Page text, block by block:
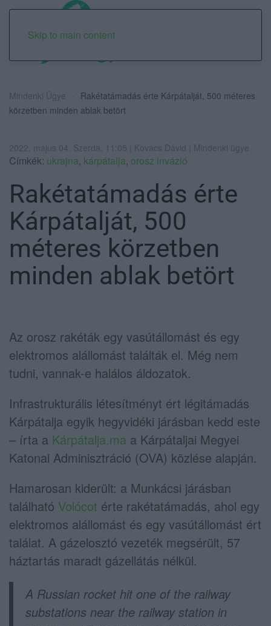
Skip to main content
Mindenki Ügye
Rakétatámadás érte Kárpátalját, 500 méteres
körzetben minden ablak betört
2022. május 04. Szerda, 11:05 | Kovács Dávid | Mindenki ügye
Címkék: ukrajna, kárpátalja, orosz invázió
Rakétatámadás érte
Kárpátalját, 500
méteres körzetben
minden ablak betört
Az orosz rakéták egy vasútállomást és egy
elektromos alállomást találták el. Még nem
tudni, vannak-e halálos áldozatok.
Infrastrukturális létesítményt ért légitámadás
Kárpátalja egyik hegyvidéki járásban kedd este
– írta a Kárpátalja.ma a Kárpátaljai Megyei
Katonai Adminisztráció (OVA) közlése alapján.
Hamarosan kiderült: a Munkácsi járásban
található Volócot érte rakétatámadás, ahol egy
elektromos alállomást és egy vasútállomást ért
találat. A gázelosztó vezeték megsérült, 57
háztartás maradt gázellátás nélkül.
A Russian rocket hit one of the railway
substations near the railway station in